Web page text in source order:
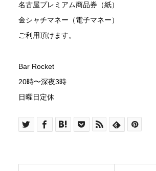
名古屋プレミアム商品券（紙）
金シャチマネー（電子マネー）
ご利用頂けます。
Bar Rocket
20時〜深夜3時
日曜日定休